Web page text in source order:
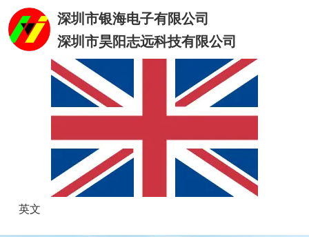
深圳市银海电子有限公司
深圳市昊阳志远科技有限公司
英文